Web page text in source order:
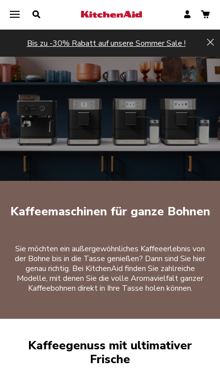
Bis zu -30% Rabatt auf unsere Sommer Sale !
Kaffeemaschinen für ganze Bohnen
Sie möchten ein außergewöhnliches Kaffeeerlebnis von
der Bohne bis in die Tasse genießen? Dann sind Sie hier
genau richtig. Bei KitchenAid finden Sie zahlreiche
Modelle, mit denen Sie die volle Aromavielfalt ganzer
Kaffeebohnen direkt in Ihre Tasse holen können.
Kaffeegenuss mit ultimativer
Frische